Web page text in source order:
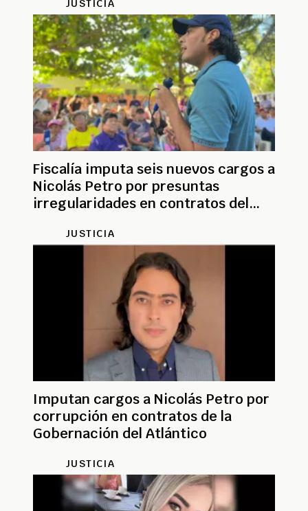
JUSTICIA
Fiscalía imputa seis nuevos cargos a
Nicolás Petro por presuntas
irregularidades en contratos del
JUSTICIA
Imputan cargos a Nicolás Petro por
corrupción en contratos de la
Gobernación del Atlántico
JUSTICIA